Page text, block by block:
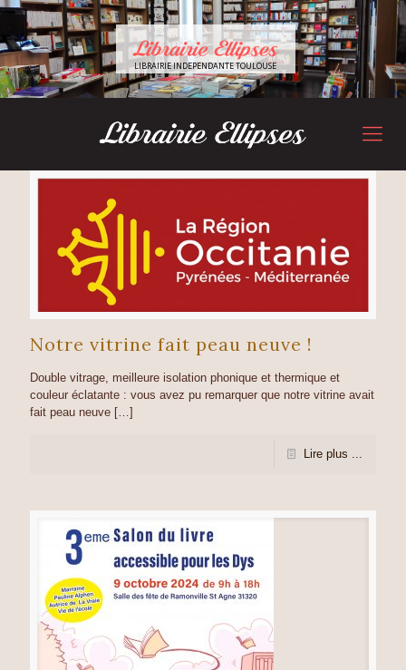
LIBRAIRIE INDEPENDANTE TOULOUSE
Notre vitrine fait peau neuve !
Double vitrage, meilleure isolation phonique et thermique et
couleur éclatante : vous avez pu remarquer que notre vitrine avait
fait peau neuve […]
Lire plus ...